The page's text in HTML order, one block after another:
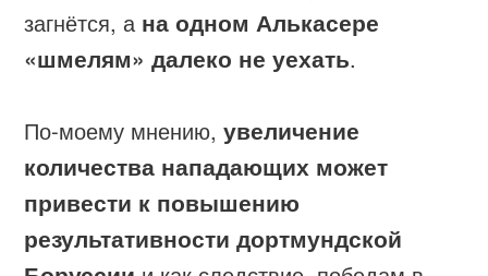
загнётся, а на одном Алькасере
«шмелям» далеко не уехать.
По-моему мнению,увеличение
количества нападающих может
привести к повышению
результативности дортмундской